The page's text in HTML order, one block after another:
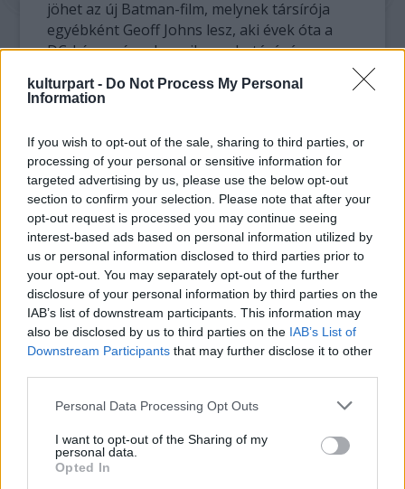
kulturpart - Do Not Process My Personal
Information
If you wish to opt-out of the sale, sharing to third parties, or
processing of your personal or sensitive information for
targeted advertising by us, please use the below opt-out
section to confirm your selection. Please note that after your
opt-out request is processed you may continue seeing
interest-based ads based on personal information utilized by
us or personal information disclosed to third parties prior to
your opt-out. You may separately opt-out of the further
disclosure of your personal information by third parties on the
IAB’s list of downstream participants. This information may
also be disclosed by us to third parties on the IAB’s List of
Downstream Participants that may further disclose it to other
Please note that this website/app uses one or more Google
not limited to your visit or usage behaviour. You may click to
grant or deny consent to Google and its third-party tags to
use your data for below specified purposes in below Google
Personal Data Processing Opt Outs
I want to opt-out of the Sharing of my
personal data.
Opted In
jöhet az új Batman-film, melynek társírója
egyébként Geoff Johns lesz, aki évek óta a
DC-képregények egyik meghatárózó,
szállító írója.
A hír azt is mutatja, hogy a DC és a Warner
nagyon bíznak a Zack Snyder rendezte
Batman Superman ellen: Az igazság hajnala
sikerében, amiben először láthatjuk majd
Afflecket Batmanként. Ezt a filmet jövő
márciusban mutatják be Amerikában.